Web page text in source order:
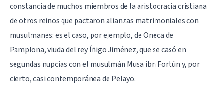
constancia de muchos miembros de la aristocracia cristiana
de otros reinos que pactaron alianzas matrimoniales con
musulmanes: es el caso, por ejemplo, de Oneca de
Pamplona, viuda del rey Íñigo Jiménez, que se casó en
segundas nupcias con el musulmán Musa ibn Fortún y, por
cierto, casi contemporánea de Pelayo.